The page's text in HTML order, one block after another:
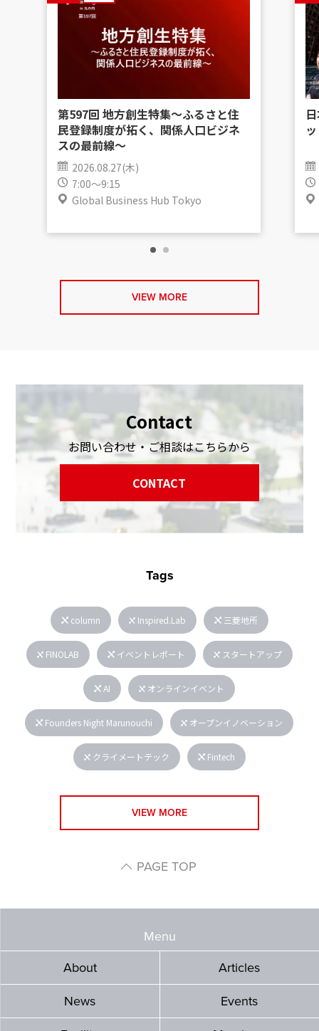
第597回 地方創生特集〜ふるさと住
民登録制度が拓く、関係人口ビジネ
スの最前線〜
2026.08.27(木)
7:00～9:15
Global Business Hub Tokyo
VIEW MORE
Contact
お問い合わせ・ご相談はこちらから
CONTACT
Tags
column Inspired.Lab 三菱地所
FINOLAB イベントレポート スタートアップ
AI オンラインイベント
Founders Night Marunouchi オープンイノベーション
クライメートテック Fintech
VIEW MORE
PAGE TOP
Menu
About
Articles
News Events